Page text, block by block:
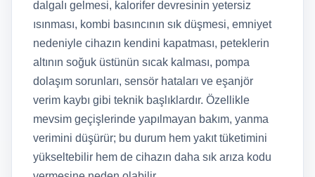
dalgalı gelmesi, kalorifer devresinin yetersiz
ısınması, kombi basıncının sık düşmesi, emniyet
nedeniyle cihazın kendini kapatması, peteklerin
altının soğuk üstünün sıcak kalması, pompa
dolaşım sorunları, sensör hataları ve eşanjör
verim kaybı gibi teknik başlıklardır. Özellikle
mevsim geçişlerinde yapılmayan bakım, yanma
verimini düşürür; bu durum hem yakıt tüketimini
yükseltebilir hem de cihazın daha sık arıza kodu